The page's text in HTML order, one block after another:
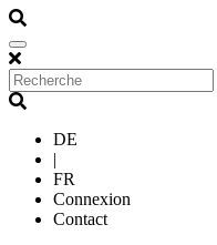
DE
|
FR
Connexion
Contact